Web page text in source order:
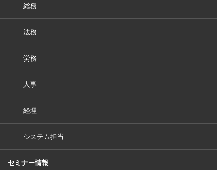
総務
法務
労務
人事
経理
システム担当
セミナー情報